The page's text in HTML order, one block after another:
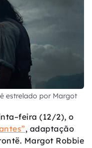
estrelado por Margot
(12/2), o
, adaptação
Margot Robbie